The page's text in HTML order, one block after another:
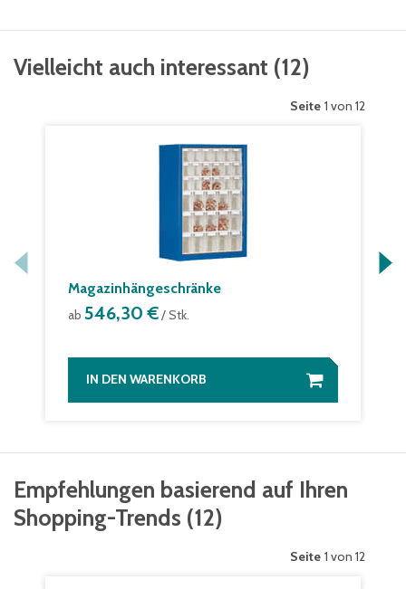
Vielleicht auch interessant (12)
Seite 1 von 12
Magazinhängeschränke
ab 546,30 €/ Stk.
IN DEN WARENKORB
Empfehlungen basierend auf Ihren
Shopping-Trends (12)
Seite 1 von 12